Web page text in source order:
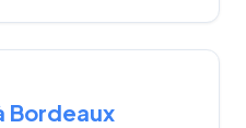
Bordeaux